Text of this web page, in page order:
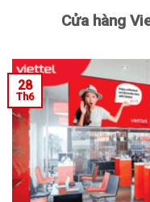
Cửa hàng
28
Th6